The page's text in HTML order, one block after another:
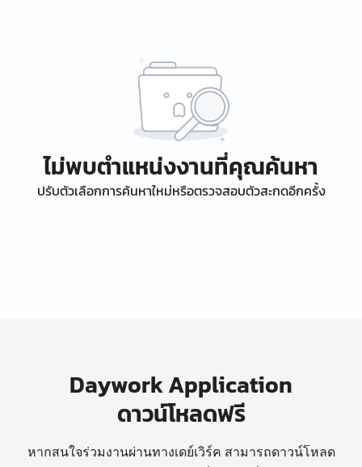
ไม่พบตำแหน่งงานที่คุณค้นหา
ปรับตัวเลือกการค้นหาใหม่หรือตรวจสอบตัวสะกดอีกครั้ง
Daywork Application
ดาวน์โหลดฟรี
หากสนใจร่วมงานผ่านทางเดย์เวิร์ค สามารถดาวน์โหลด